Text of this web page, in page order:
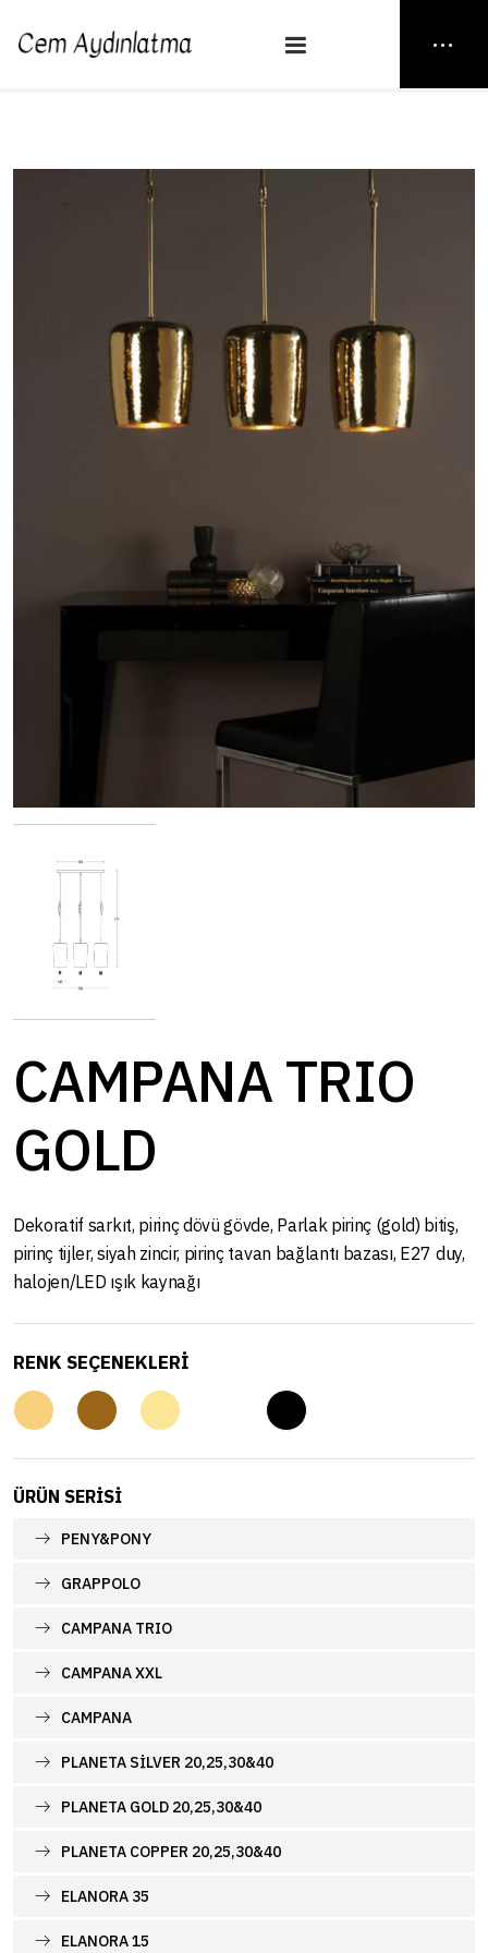
NEW25> CAMPANA TRIO GOLD
CAMPANA TRIO
GOLD
Dekoratif sarkıt, pirinç dövü gövde, Parlak pirinç (gold) bitiş,
pirinç tijler, siyah zincir, pirinç tavan bağlantı bazası, E27 duy,
halojen/LED ışık kaynağı
RENK SEÇENEKLERİ
ÜRÜN SERISI
PENY&PONY
GRAPPOLO
CAMPANA TRIO
CAMPANA XXL
CAMPANA
PLANETA SILVER 20,25,30&40
PLANETA GOLD 20,25,30&40
PLANETA COPPER 20,25,30&40
ELANORA 35
ELANORA 15